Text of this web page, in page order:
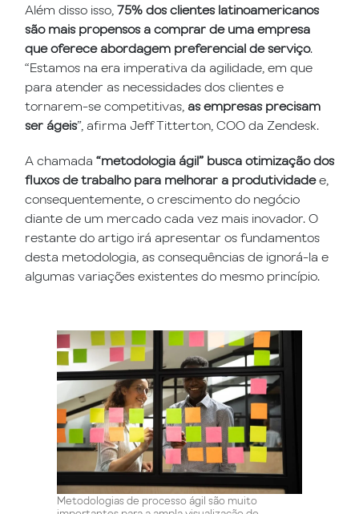
Além disso isso, 75% dos clientes latinoamericanos
são mais propensos a comprar de uma empresa
que oferece abordagem preferencial de serviço.
“Estamos na era imperativa da agilidade, em que
para atender as necessidades dos clientes e
tornarem-se competitivas, as empresas precisam
ser ágeis”, afirma Jeff Titterton, COO da Zendesk.
A chamada “metodologia ágil” busca otimização dos
fluxos de trabalho para melhorar a produtividadee,
consequentemente, o crescimento do negócio
diante de um mercado cada vez mais inovador. O
restante do artigo irá apresentar os fundamentos
desta metodologia, as consequências de ignorá-la e
algumas variações existentes do mesmo princípio.
Metodologias de processo ágil são muito